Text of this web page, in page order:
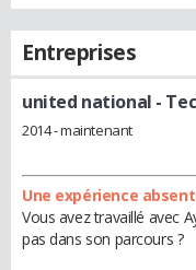
Entreprises
united national -
2014 - maintenant
Une expérience
Vous avez travaillé avec
pas dans son parcours ?